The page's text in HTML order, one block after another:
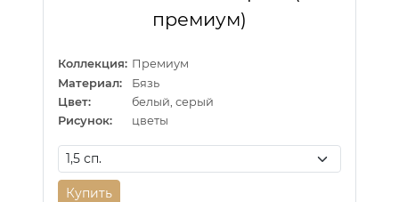
премиум)
Коллекция: Премиум
Материал:
Бязь
Цвет:
белый, серый
Рисунок:
цветы
Купить